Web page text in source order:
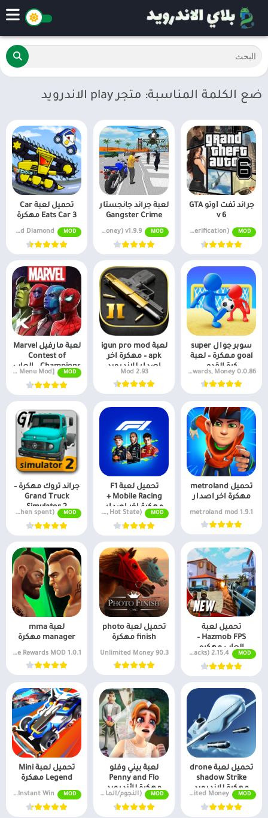
ضع الكلمة المناسبة: متجر play الاندرويد
جراند ثفت أوتو GTA
v 6
MOD
MOD v2.2 (MOD/Unlimited money, Without verification)
لعبة جراند جانجستار
Gangster Crime
MOD
MOD APK (Unlimited money) v1.9.9
تحميل لعبة Car
Eats Car 3 مهكرة
MOD
v3.3.790 Unlimited Diamond
سوبر جوال super
goal مهكرة – لعبة
كرة القدم
0.0.86 Free Rewards, Money
لعبة igun pro mod
apk – مهكرة اخر
اصدار للاندرويد
2.93 Mod
لعبة مارفيل Marvel
Contest of
Champions – العاب
مهكرة
MOD
v45.1.0 MOD APK [God Mode, Menu Mod]
تحميل metroland
مهكرة اخر اصدار
1.9.1 metroland mod
تحميل لعبة F1
Mobile Racing +
مهكرة اخر اصدار
MOD
v5.4.11 (Unlimited Money, Hot State)
جراند تروك مهكرة –
Grand Truck
Simulator 2
MOD
v1.0.7f7 Unlimited money (Don't decrease when spent)
تحميل لعبة
Hazmob FPS –
العاب مهكره
MOD
2.15.4 MOD APK (Unlimited Ammo, Wallhacks)
تحميل لعبة photo
finish مهكرة
90.3 Unlimited Money
لعبة mma
manager مهكرة
1.0.1 Free Rewards MOD
تحميل لعبة drone
shadow Strike
مهكرة للاندرويد
MOD
v1.31.287 Unlimited Money
لعبة بيني وفلو
Penny and Flo
مهكرة للأندرويد
MOD (النجوم/المال اللانهائي) v1.153.0
تحميل لعبة Mini
Legend مهكرة
MOD
v3.21.0 Menu/Unlimited Car Energy, Instant Win